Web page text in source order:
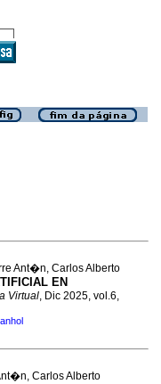
Ant�n, Carlos Alberto
EN
Virtual, Dic 2025, vol.6,
Carlos Alberto